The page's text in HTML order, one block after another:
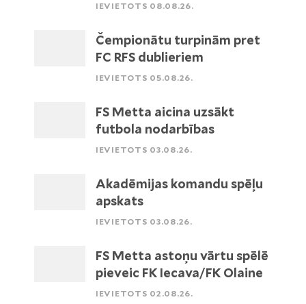
IEVIETOTS 08.08.26.
Čempionātu turpinām pret
FC RFS dublieriem
IEVIETOTS 05.08.26.
FS Metta aicina uzsākt
futbola nodarbības
IEVIETOTS 03.08.26.
Akadēmijas komandu spēļu
apskats
IEVIETOTS 03.08.26.
FS Metta astoņu vārtu spēlē
pieveic FK Iecava/FK Olaine
IEVIETOTS 02.08.26.